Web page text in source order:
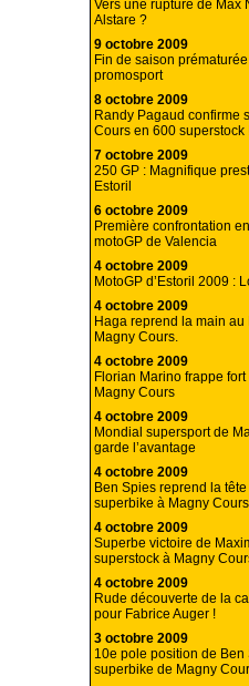
Vers une rupture de Max
Alstare ?
9 octobre 2009
Fin de saison
promosport
8 octobre 2009
Randy Pagaud confirme
Cours en 600 superstock
7 octobre 2009
250 GP : Magnifique
Estoril
6 octobre 2009
Première confrontation
motoGP de Valencia
4 octobre 2009
MotoGP d’Estoril 2009 :
4 octobre 2009
Haga reprend la main
Magny Cours.
4 octobre 2009
Florian Marino frappe
Magny Cours
4 octobre 2009
Mondial supersport de
garde l’avantage
4 octobre 2009
Ben Spies reprend la
superbike à Magny Cours
4 octobre 2009
Superbe victoire de
superstock à Magny
4 octobre 2009
Rude découverte de la
pour Fabrice Auger !
3 octobre 2009
10e pole position de Ben
superbike de Magny